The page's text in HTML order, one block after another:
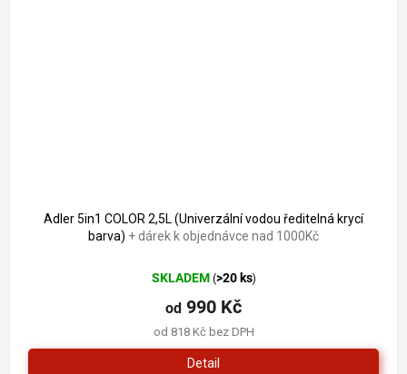
Adler 5in1 COLOR 2,5L (Univerzální vodou ředitelná krycí
barva) + dárek k objednávce nad 1000Kč
SKLADEM (>20 ks)
od 818 Kč bez DPH
od 990 Kč
Detail